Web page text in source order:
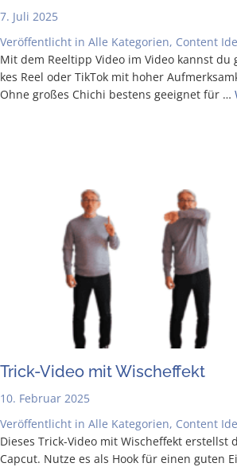
7. Juli 2025
Veröffentlicht in Alle Kategorien, Content
Mit dem Reel­tipp Video im Video kannst
kes Reel oder Tik­Tok mit hoher
Ohne gro­ßes Chi­chi bes­tens geeig­net für …
Trick-Video mit Wischeffekt
10. Februar 2025
Veröffentlicht in Alle Kategorien, Content
Die­ses Trick-Video mit Wisch­ef­fekt erstellst
Cap­cut. Nut­ze es als Hook für einen guten